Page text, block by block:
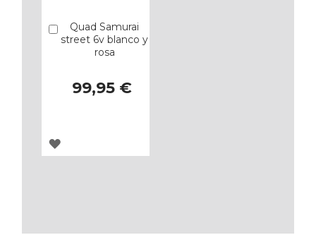
Quad Samurai
street 6v blanco y
rosa
99,95 €
Añadir
AGREGAR